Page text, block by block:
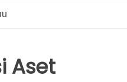
Aset